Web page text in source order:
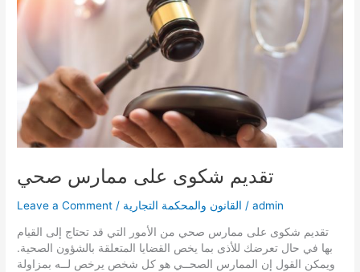
تقديم شكوى على ممارس صحي
Leave a Comment / القانون والمحكمة التجارية /admin
تقديم شكوى على ممارس صحي من الأمور التي قد تحتاج إلى القيام
بها في حال تعرضك للأذى بما يخص القضايا المتعلقة بالشؤون الصحية.
ويمكن القول إن الممارس الصحــي هو كل شخص يرخص لــه بمزاولة